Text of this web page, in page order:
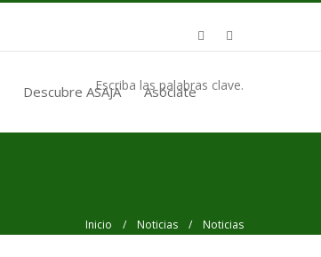
Descubre ASAJA Asóciate
Escriba las palabras clave.
Inicio / Noticias / Noticias